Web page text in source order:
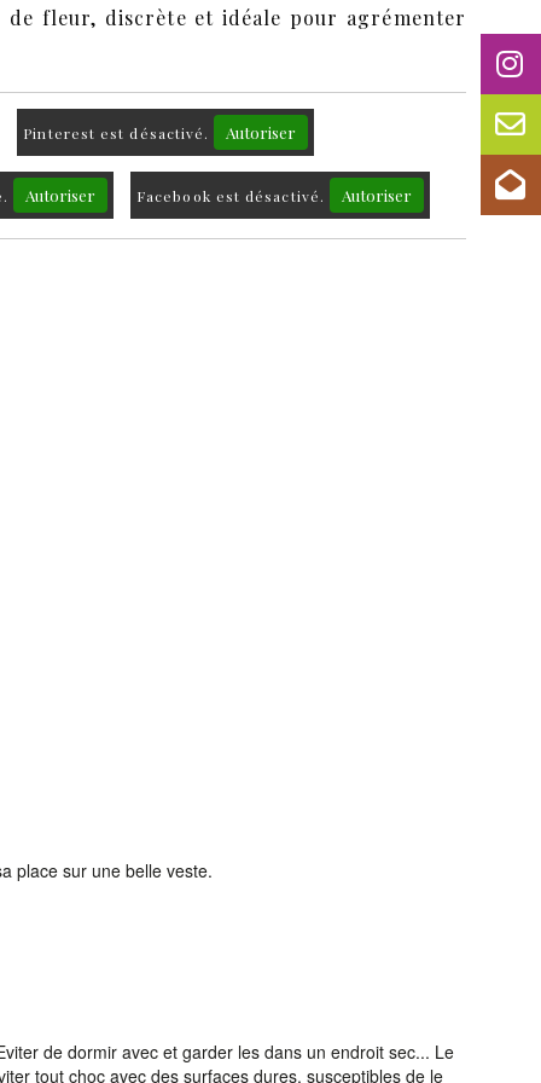
de fleur, discrète et idéale pour agrémenter
Pinterest est désactivé. Autoriser
Autoriser Facebook est désactivé. Autoriser
place sur une belle veste.
de dormir avec et garder les dans un endroit sec... Le
tout choc avec des surfaces dures, susceptibles de le